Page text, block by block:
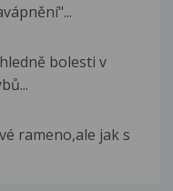
bolesti v
rameno,ale jak s